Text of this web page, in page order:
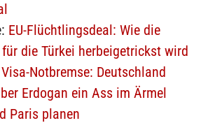
EU-Flüchtlingsdeal: Wie die
die Türkei herbeigetrickst wird
Visa-Notbremse: Deutschland
Erdogan ein Ass im Ärmel
Paris planen